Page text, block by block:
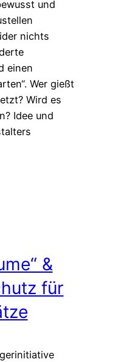
und
nichts
einen
Wer gießt
Wird es
Idee und
&
für